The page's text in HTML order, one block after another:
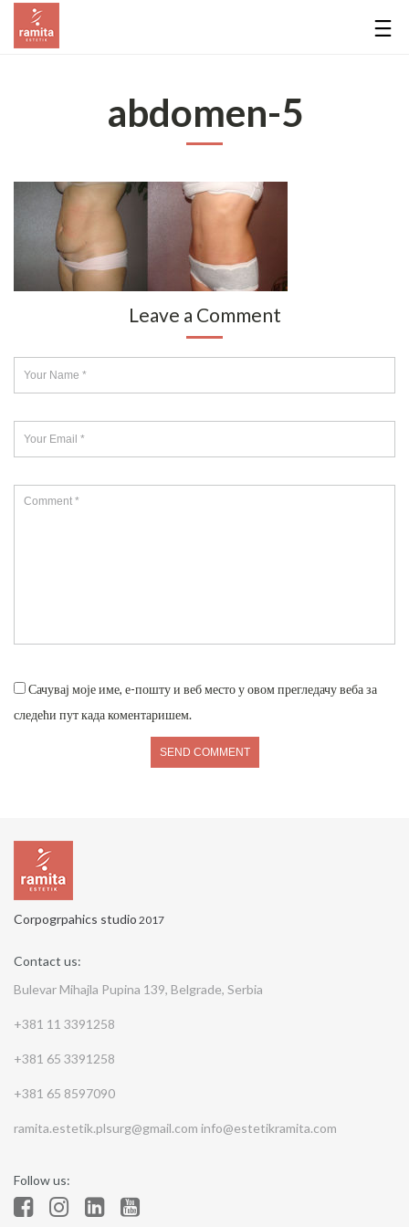
abdomen-5
Leave a Comment
Сачувај моје име, е-пошту и веб место у овом прегледачу веба за
следећи пут када коментаришем.
Corpogrpahics studio 2017
Contact us:
Bulevar Mihajla Pupina 139, Belgrade, Serbia
+381 11 3391258
+381 65 3391258
+381 65 8597090
ramita.estetik.plsurg@gmail.com info@estetikramita.com
Follow us: